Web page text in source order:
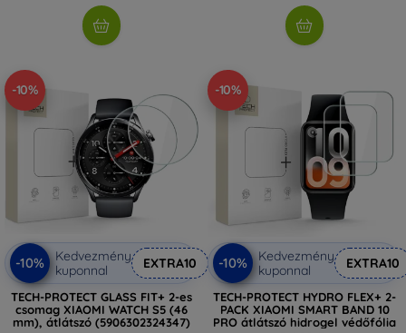
-10%
-10%
Kedvezmény
kuponnal
EXTRA10
TECH-PROTECT GLASS FIT+ 2-es
csomag XIAOMI WATCH S5 (46
mm), átlátszó (5906302324347)
-10%
-10%
Kedvezmény
kuponnal
EXTRA10
TECH-PROTECT HYDRO FLEX+ 2-
PACK XIAOMI SMART BAND 10
PRO átlátszó hidrogel védőfólia